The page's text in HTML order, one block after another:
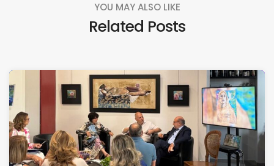
YOU MAY ALSO LIKE
Related Posts